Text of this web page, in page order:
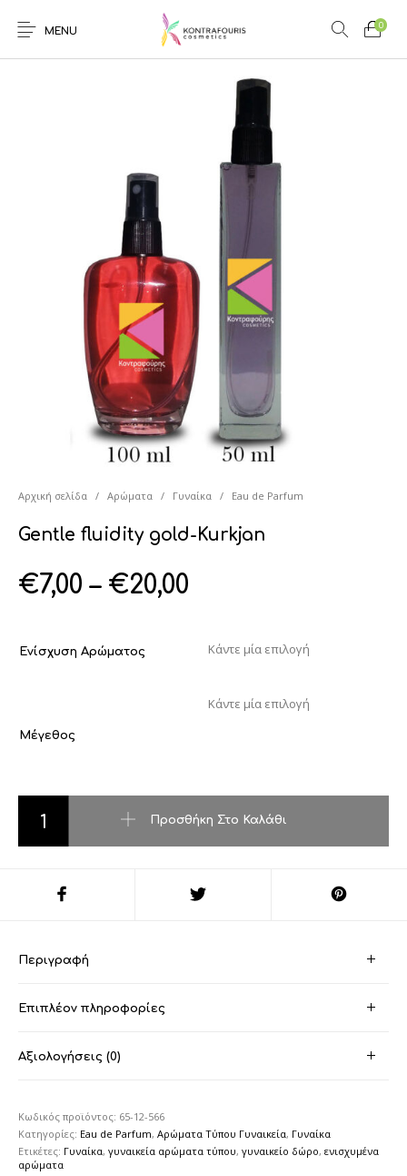
MENU
0
Αρχική σελίδα / Αρώματα / Γυναίκα / Eau de Parfum
Gentle fluidity gold-Kurkjan
€7,00 – €20,00
Ενίσχυση Αρώματος
Μέγεθος
Προσθήκη Στο Καλάθι
Περιγραφή
Επιπλέον πληροφορίες
Αξιολογήσεις (0)
Κωδικός προϊόντος: 65-12-566
Κατηγορίες: Eau de Parfum,Αρώματα Τύπου Γυναικεία, Γυναίκα
Ετικέτες: Γυναίκα,γυναικεία αρώματα τύπου,γυναικείο δώρο,ενισχυμένα
αρώματα